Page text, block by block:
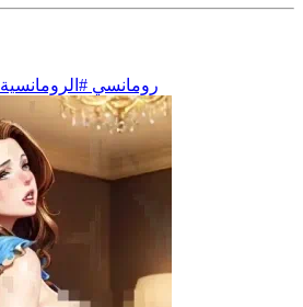
#رومانسي